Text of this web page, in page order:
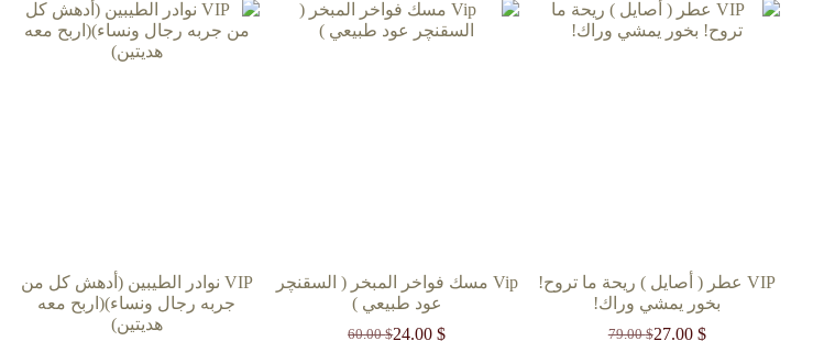
VIP عطر ( أصايل ) ريحة ما تروح!
بخور يمشي وراك!
79.00$27.00 $
Vip مسك فواخر المبخر ( السقنچر
عود طبيعي )
60.00$24.00$
VIP نوادر الطيبين (أدهش كل من
جربه رجال ونساء)(اربح معه
هديتين)